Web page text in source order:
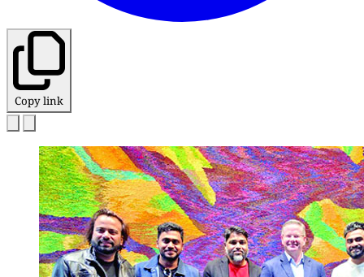
Copy link